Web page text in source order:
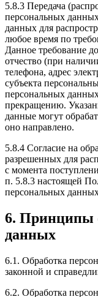
5.8.3 Передача
персональных
данных для
любое время по
Данное требование
отчество (при
телефона, адрес
субъекта
персональных
прекращению.
данные могут
оно направлено.
5.8.4 Согласие на
разрешенных для
с момента
п. 5.8.3 настоящей
персональных
6. Принципы
данных
6.1. Обработка
законной и
6.2. Обработка